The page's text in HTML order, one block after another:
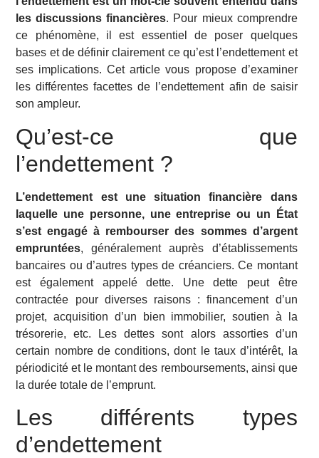
les discussions financières. Pour mieux comprendre
ce phénomène, il est essentiel de poser quelques
bases et de définir clairement ce qu’est l’endettement et
ses implications. Cet article vous propose d’examiner
les différentes facettes de l’endettement afin de saisir
son ampleur.
Qu’est-ce que
l’endettement ?
L’endettement est une situation financière dans
laquelle une personne, une entreprise ou un État
s’est engagé à rembourser des sommes d’argent
empruntées, généralement auprès d’établissements
bancaires ou d’autres types de créanciers. Ce montant
est également appelé dette. Une dette peut être
contractée pour diverses raisons : financement d’un
projet, acquisition d’un bien immobilier, soutien à la
trésorerie, etc. Les dettes sont alors assorties d’un
certain nombre de conditions, dont le taux d’intérêt, la
périodicité et le montant des remboursements, ainsi que
la durée totale de l’emprunt.
Les différents types
d’endettement